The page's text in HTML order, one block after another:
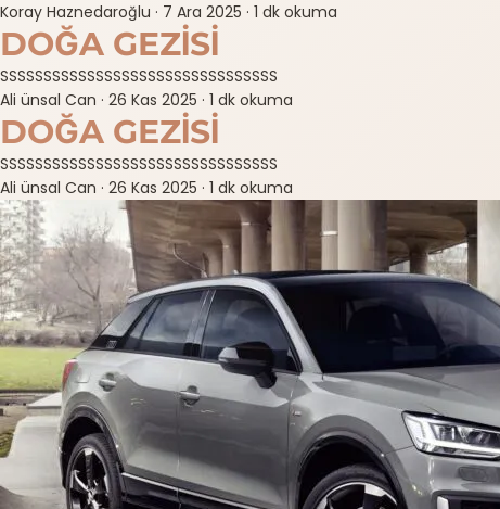
Koray Haznedaroğlu · 7 Ara 2025 · 1 dk okuma
DOĞA GEZİSİ
SSSSSSSSSSSSSSSSSSSSSSSSSSSSSSSS
Ali ünsal Can · 26 Kas 2025 · 1 dk okuma
DOĞA GEZİSİ
SSSSSSSSSSSSSSSSSSSSSSSSSSSSSSSS
Ali ünsal Can · 26 Kas 2025 · 1 dk okuma